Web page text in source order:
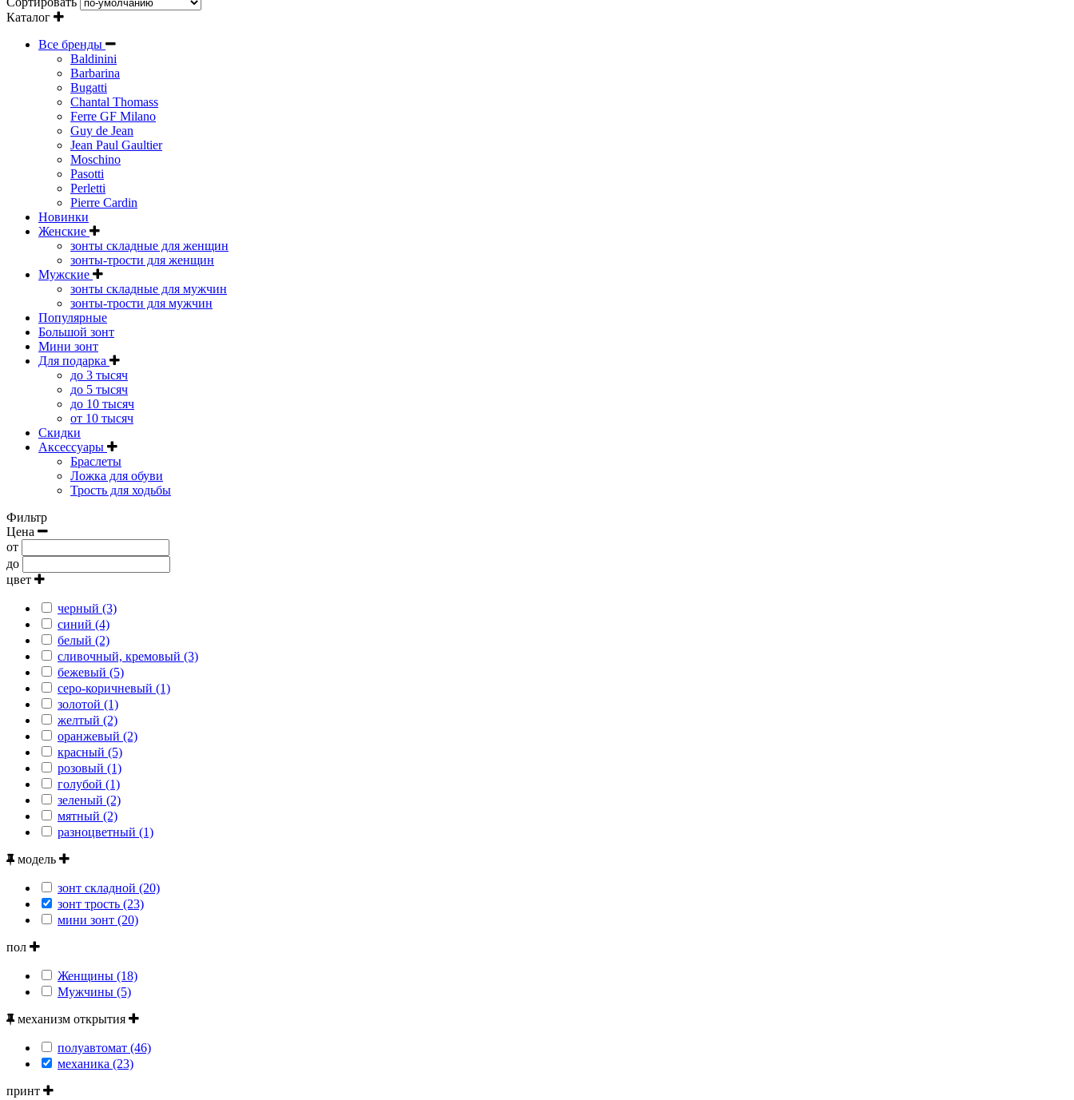
Каталог
Все бренды
Baldinini
Barbarina
Bugatti
Chantal Thomass
Ferre GF Milano
Guy de Jean
Jean Paul Gaultier
Moschino
Pasotti
Perletti
Pierre Cardin
Новинки
Женские
зонты складные для женщин
зонты-трости для женщин
Мужские
зонты складные для мужчин
зонты-трости для мужчин
Популярные
Большой зонт
Мини зонт
Для подарка
до 3 тысяч
до 5 тысяч
до 10 тысяч
от 10 тысяч
Скидки
Аксессуары
Браслеты
Ложка для обуви
Трость для ходьбы
Фильтр
Цена
от
до
цвет
черный (3)
синий (4)
белый (2)
сливочный, кремовый (3)
бежевый (5)
серо-коричневый (1)
золотой (1)
желтый (2)
оранжевый (2)
красный (5)
розовый (1)
голубой (1)
зеленый (2)
мятный (2)
разноцветный (1)
модель
зонт складной (20)
зонт трость (23)
мини зонт (20)
пол
Женщины (18)
Мужчины (5)
механизм открытия
полуавтомат (46)
механика (23)
принт